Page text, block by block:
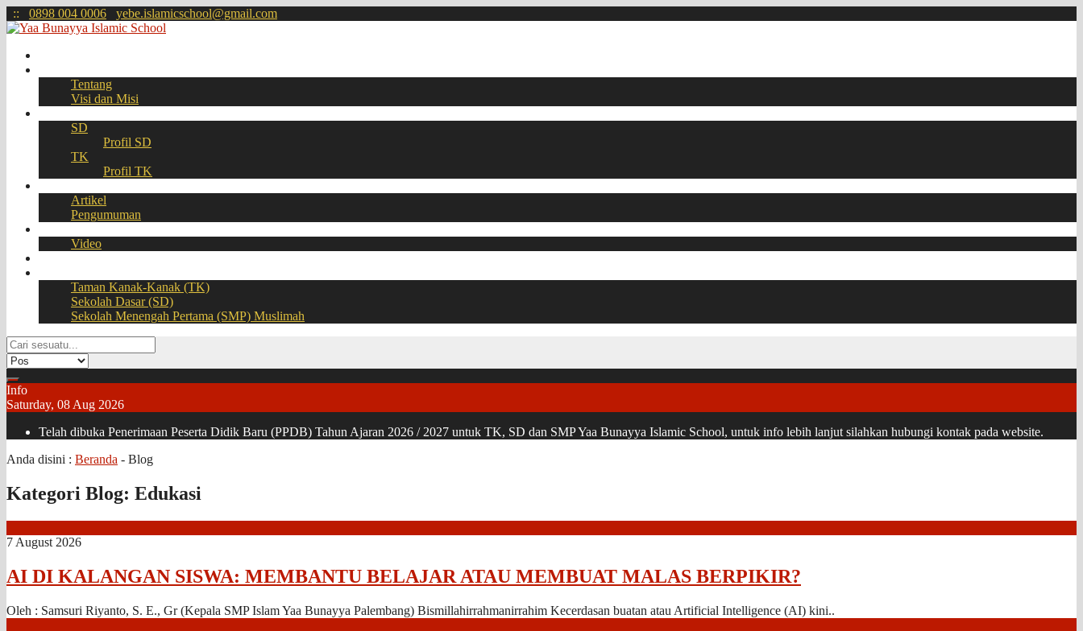
:: 0898 004 0006 yebe.islamicschool@gmail.com
Tentang
Visi dan Misi
SD
Profil SD
TK
Profil TK
Artikel
Pengumuman
Video
Taman Kanak-Kanak (TK)
Sekolah Dasar (SD)
Sekolah Menengah Pertama (SMP) Muslimah
Info
Saturday, 08 Aug 2026
Telah dibuka Penerimaan Peserta Didik Baru (PPDB) Tahun Ajaran 2026 / 2027 untuk TK, SD dan SMP Yaa Bunayya Islamic School, untuk info lebih lanjut silahkan hubungi kontak pada website.
Anda disini : Beranda - Blog
Kategori Blog: Edukasi
7 August 2026
AI DI KALANGAN SISWA: MEMBANTU BELAJAR ATAU MEMBUAT MALAS BERPIKIR?
Oleh : Samsuri Riyanto, S. E., Gr (Kepala SMP Islam Yaa Bunayya Palembang) Bismillahirrahmanirrahim Kecerdasan buatan atau Artificial Intelligence (AI) kini..